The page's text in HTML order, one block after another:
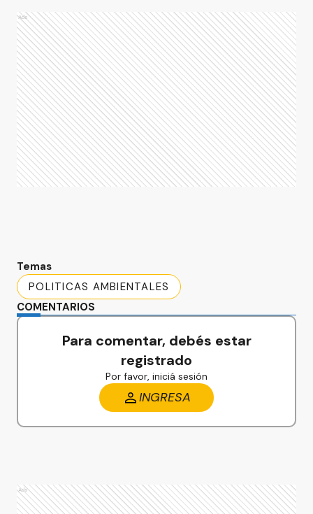
Ads
Temas
POLITICAS AMBIENTALES
COMENTARIOS
Para comentar, debés estar
registrado
Por favor, iniciá sesión
INGRESA
Ads